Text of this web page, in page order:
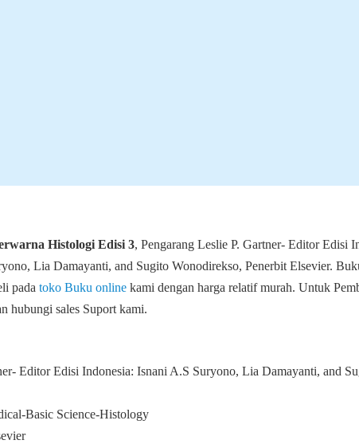
Histologi Edisi 3, Pengarang Leslie P. Gartner- Editor Edisi
Lia Damayanti, and Sugito Wonodirekso, Penerbit Elsevier.
pada toko Buku online kami dengan harga relatif murah. Untuk
hubungi sales Suport kami.
Editor Edisi Indonesia: Isnani A.S Suryono, Lia Damayanti, and
Basic Science-Histology